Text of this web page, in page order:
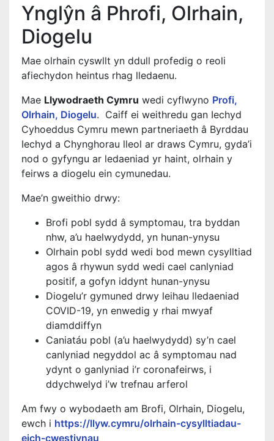
Ynglŷn â Phrofi, Olrhain,
Diogelu
Mae olrhain cyswllt yn ddull profedig o reoli
afiechydon heintus rhag lledaenu.
Mae Llywodraeth Cymru wedi cyflwyno Profi,
Olrhain, Diogelu. Caiff ei weithredu gan Iechyd
Cyhoeddus Cymru mewn partneriaeth â Byrddau
Iechyd a Chynghorau lleol ar draws Cymru, gyda’i
nod o gyfyngu ar ledaeniad yr haint, olrhain y
feirws a diogelu ein cymunedau.
Mae’n gweithio drwy:
Brofi pobl sydd â symptomau, tra byddan
nhw, a’u haelwydydd, yn hunan-ynysu
Olrhain pobl sydd wedi bod mewn cysylltiad
agos â rhywun sydd wedi cael canlyniad
positif, a gofyn iddynt hunan-ynysu
Diogelu’r gymuned drwy leihau lledaeniad
COVID-19, yn enwedig y rhai mwyaf
diamddiffyn
Caniatáu pobl (a’u haelwydydd) sy’n cael
canlyniad negyddol ac â symptomau nad
ydynt o ganlyniad i’r coronafeirws, i
ddychwelyd i’w trefnau arferol
Am fwy o wybodaeth am Brofi, Olrhain, Diogelu,
ewch i https://llyw.cymru/olrhain-cysylltiadau-
eich-cwestiynau